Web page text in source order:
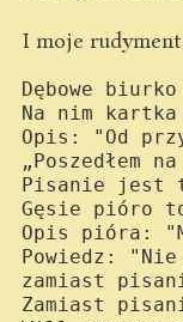
I moje
Dębowe
Na nim
Opis: "Od
„Poszedłem
Pisanie jest
Gęsie pióro
Opis pióra:
Powiedz:
zamiast
Zamiast